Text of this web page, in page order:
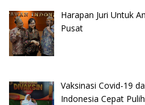
Harapan Juri Untuk
Pusat
Vaksinasi Covid-19
Indonesia Cepat Pulih